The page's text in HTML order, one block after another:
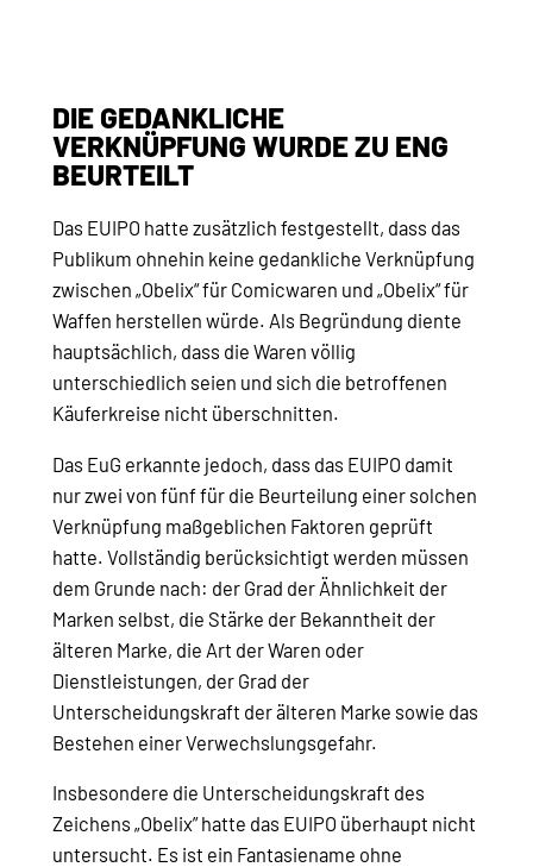
DIE GEDANKLICHE
VERKNÜPFUNG WURDE ZU ENG
BEURTEILT
Das EUIPO hatte zusätzlich festgestellt, dass das
Publikum ohnehin keine gedankliche Verknüpfung
zwischen „Obelix“ für Comicwaren und „Obelix“ für
Waffen herstellen würde. Als Begründung diente
hauptsächlich, dass die Waren völlig
unterschiedlich seien und sich die betroffenen
Käuferkreise nicht überschnitten.
Das EuG erkannte jedoch, dass das EUIPO damit
nur zwei von fünf für die Beurteilung einer solchen
Verknüpfung maßgeblichen Faktoren geprüft
hatte. Vollständig berücksichtigt werden müssen
dem Grunde nach: der Grad der Ähnlichkeit der
Marken selbst, die Stärke der Bekanntheit der
älteren Marke, die Art der Waren oder
Dienstleistungen, der Grad der
Unterscheidungskraft der älteren Marke sowie das
Bestehen einer Verwechslungsgefahr.
Insbesondere die Unterscheidungskraft des
Zeichens „Obelix” hatte das EUIPO überhaupt nicht
untersucht. Es ist ein Fantasiename ohne